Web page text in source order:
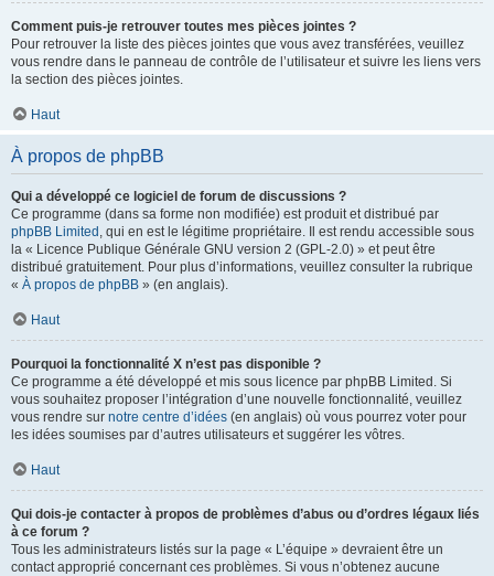
Comment puis-je retrouver toutes mes pièces jointes ?
Pour retrouver la liste des pièces jointes que vous avez transférées, veuillez
vous rendre dans le panneau de contrôle de l’utilisateur et suivre les liens vers
la section des pièces jointes.
Haut
À propos de phpBB
Qui a développé ce logiciel de forum de discussions ?
Ce programme (dans sa forme non modifiée) est produit et distribué par
phpBB Limited , qui en est le légitime propriétaire. Il est rendu accessible sous
la « Licence Publique Générale GNU version 2 (GPL-2.0) » et peut être
distribué gratuitement. Pour plus d’informations, veuillez consulter la rubrique
« À propos de phpBB » (en anglais).
Haut
Pourquoi la fonctionnalité X n’est pas disponible ?
Ce programme a été développé et mis sous licence par phpBB Limited. Si
vous souhaitez proposer l’intégration d’une nouvelle fonctionnalité, veuillez
vous rendre sur notre centre d’idées (en anglais) où vous pourrez voter pour
les idées soumises par d’autres utilisateurs et suggérer les vôtres.
Haut
Qui dois-je contacter à propos de problèmes d’abus ou d’ordres légaux liés
à ce forum ?
Tous les administrateurs listés sur la page « L’équipe » devraient être un
contact approprié concernant ces problèmes. Si vous n’obtenez aucune